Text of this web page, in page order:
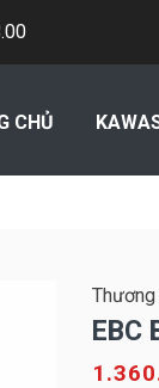
CHỦ
Thương
EBC